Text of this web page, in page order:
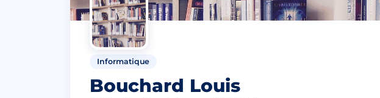
Informatique
Bouchard Louis